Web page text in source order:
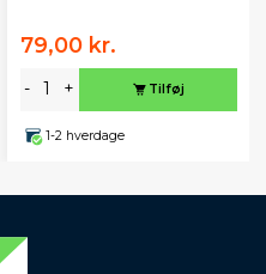
79,00 kr.
- + Tilføj
1-2 hverdage